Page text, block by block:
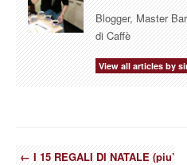
Blogger, Master
di Caffè
View all articles by
←I 15 REGALI DI NATALE (piu’